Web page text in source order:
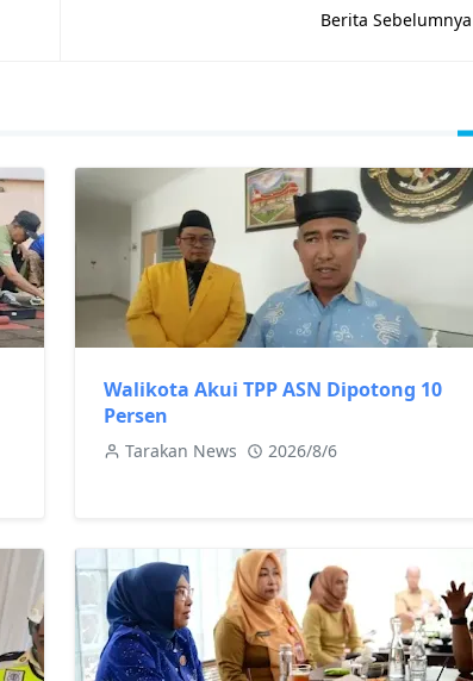
Berita Sebelumnya
Walikota Akui TPP ASN Dipotong 10
Persen
Tarakan News 2026/8/6